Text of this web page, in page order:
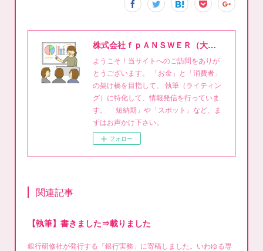
株式会社ｆｐＡＮＳＷＥＲ（大泉稔1級FPライティング事務所）
ようこそ！当サイトへのご訪問をありが
とうございます。 「お金」と「消費者」
の架け橋を目指して、 執筆（ライティン
グ）に特化して、情報発信を行っていま
す。 「短納期」や「スポット」など、ま
ずはお声かけ下さい。
フォロー
関連記事
【執筆】書きました⇒載りました
銀行研修社が発行する『銀行実務」に寄稿しました。いわゆる専